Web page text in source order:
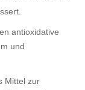
antioxidative
und
Mittel zur